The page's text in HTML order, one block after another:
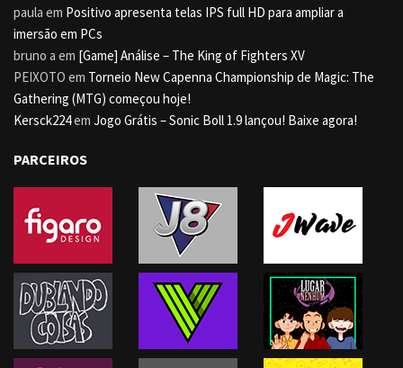
paula em Positivo apresenta telas IPS full HD para ampliar a
imersão em PCs
bruno a em [Game] Análise – The King of Fighters XV
PEIXOTO em Torneio New Capenna Championship de Magic: The
Gathering (MTG) começou hoje!
Kersck224em Jogo Grátis – Sonic Boll 1.9 lançou! Baixe agora!
PARCEIROS